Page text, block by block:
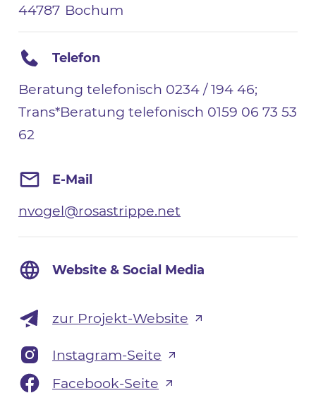
44787 Bochum
Telefon
Beratung telefonisch 0234 / 194 46;
Trans*Beratung telefonisch 0159 06 73 53
62
E-Mail
nvogel@rosastrippe.net
Website & Social Media
zur Projekt-Website
Instagram-Seite
Facebook-Seite